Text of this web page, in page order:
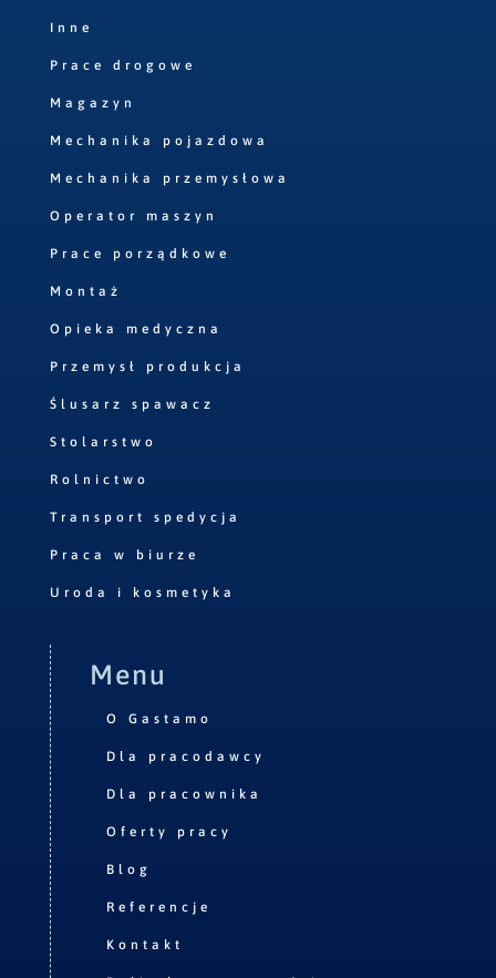
Inne
Prace drogowe
Magazyn
Mechanika pojazdowa
Mechanika przemysłowa
Operator maszyn
Prace porządkowe
Montaż
Opieka medyczna
Przemysł produkcja
Ślusarz spawacz
Stolarstwo
Rolnictwo
Transport spedycja
Praca w biurze
Uroda i kosmetyka
Menu
O Gastamo
Dla pracodawcy
Dla pracownika
Oferty pracy
Blog
Referencje
Kontakt